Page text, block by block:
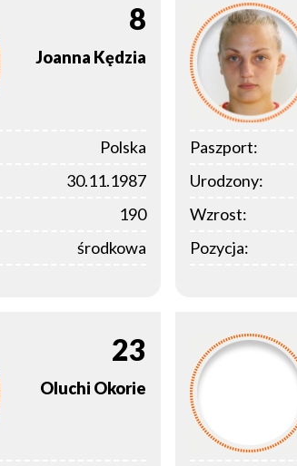
8
Joanna Kędzia
Polska
30.11.1987
190
środkowa
Paszport:
Urodzony:
Wzrost:
Pozycja:
23
Oluchi Okorie